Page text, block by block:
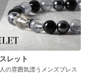
レット
の雰囲気漂うメンズブレス